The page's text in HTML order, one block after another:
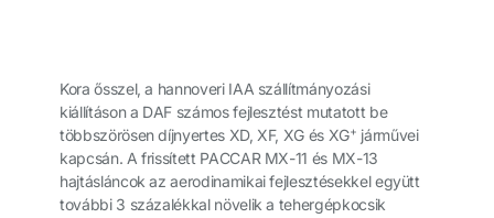
Kora ősszel, a hannoveri IAA szállítmányozási
kiállításon a DAF számos fejlesztést mutatott be
többszörösen díjnyertes XD, XF, XG és XG+ járművei
kapcsán. A frissített PACCAR MX-11 és MX-13
hajtásláncok az aerodinamikai fejlesztésekkel együtt
további 3 százalékkal növelik a tehergépkocsik